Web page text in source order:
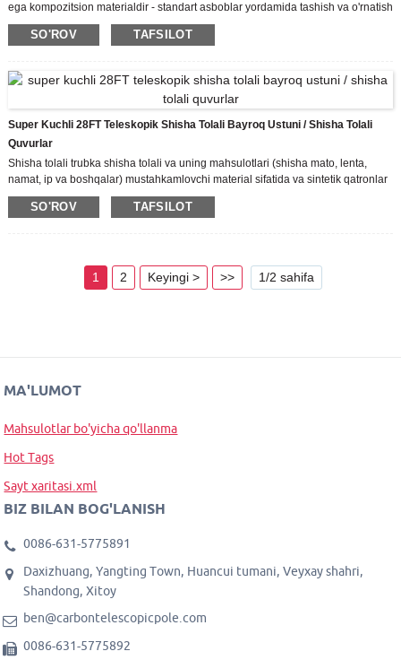
ega kompozitsion materialdir - standart asboblar yordamida tashish va o'rnatish
osonroq.
Zo'r og'irlik kuchi (bir xil og'irlikdagi po'latdan kuchli)
SO'ROV TAFSILOT
Super Kuchli 28FT Teleskopik Shisha Tolali Bayroq Ustuni / Shisha Tolali
Quvurlar
Shisha tolali trubka shisha tolali va uning mahsulotlari (shisha mato, lenta,
namat, ip va boshqalar) mustahkamlovchi material sifatida va sintetik qatronlar
matritsali material sifatida kompozitsion materialdir.
SO'ROV TAFSILOT
1 2 Keyingi > >> 1/2 sahifa
MA'LUMOT
Mahsulotlar bo'yicha qo'llanma
Hot Tags
Sayt xaritasi.xml
BIZ BILAN BOG'LANISH
0086-631-5775891
Daxizhuang, Yangting Town, Huancui tumani, Veyxay shahri,
Shandong, Xitoy
ben@carbontelescopicpole.com
0086-631-5775892